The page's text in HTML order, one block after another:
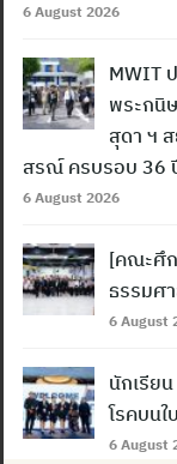
6 August 2026
MWIT
พระกนิ
สุดา ฯ
สรณ์ ครบรอบ 36
6 August 2026
[คณะศึก
ธรรมศ
6 August
นักเรีย
โรคบนใ
6 August